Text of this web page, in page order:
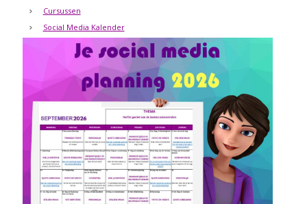
Cursussen
Social Media Kalender